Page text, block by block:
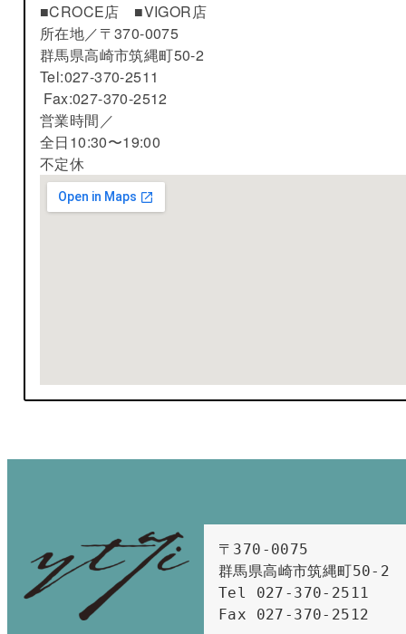
■CROCE店 ■VIGOR店
所在地／〒370-0075
群馬県高崎市筑縄町50-2
Tel:027-370-2511
Fax:027-370-2512
営業時間／
全日10:30〜19:00
不定休
〒370-0075
群馬県高崎市筑縄町50-2
Tel 027-370-2511
Fax 027-370-2512